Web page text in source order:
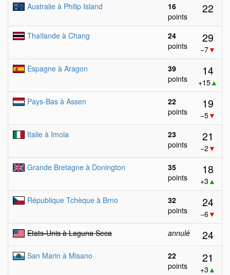
Australie à Philip Island
16
points
22
Thaïlande à Chang
24
points
29
−7▼
Espagne à Aragon
39
points
14
+15▲
Pays-Bas à Assen
22
points
19
−5▼
Italie à Imola
23
points
21
−2 ▼
Grande Bretagne à Donington
35
points
18
+3 ▲
République Tchèque à Brno
32
points
24
−6▼
Etats-Unis à Laguna Seca
annulé 24
San Marin à Misano
22
points
21
+3 ▲